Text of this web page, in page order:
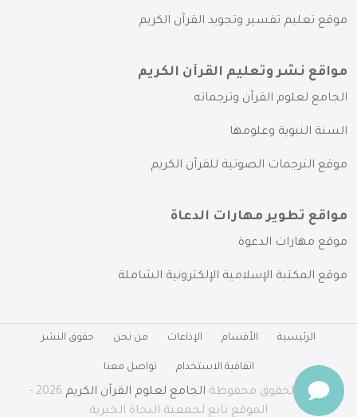
موقع تعليم تفسير وتجويد القرآن الكريم
مواقع نشر وتعليم القرآن الكريم
الجامع لعلوم القرآن وترجماته
السنة النبوية وعلومها
موقع الترجمات الصوتية للقرآن الكريم
مواقع تطوير مهارات الدعاة
موقع مهارات الدعوة
موقع المكتبة الإسلامية الإلكترونية الشاملة
الرئيسية الأقسام الإذاعات من نحن حقوق النشر
اتفاقية الاستخدام تواصل معنا
جميع الحقوق محفوظة الجامع لعلوم القرآن الكريم
2026 -
الموقع تابع لجمعية النجاة الخيرية